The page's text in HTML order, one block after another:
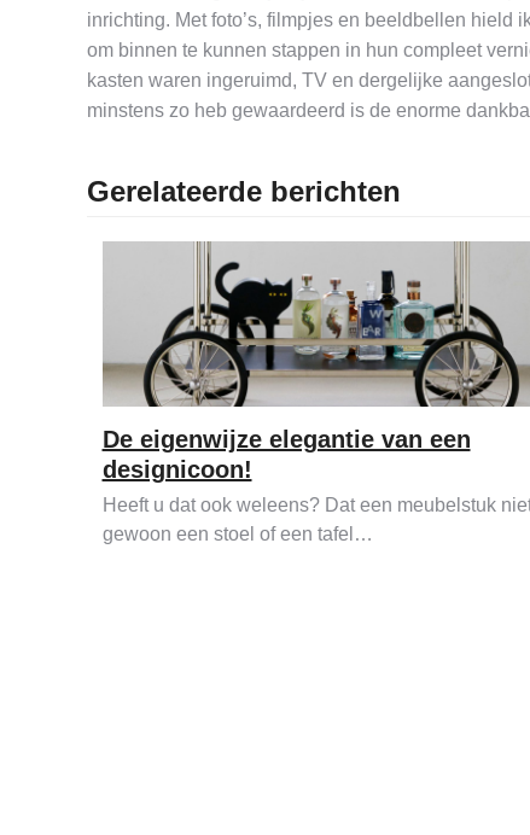
inrichting. Met foto’s, filmpjes en beeldbellen hield
om binnen te kunnen stappen in hun compleet
kasten waren ingeruimd, TV en dergelijke
minstens zo heb gewaardeerd is de enorme
Gerelateerde berichten
De eigenwijze elegantie van een
designicoon!
Heeft u dat ook weleens? Dat een meubelstuk
gewoon een stoel of een tafel…